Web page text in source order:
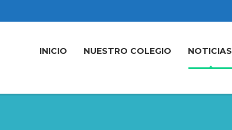
INICIO NUESTRO COLEGIO NOTICIAS